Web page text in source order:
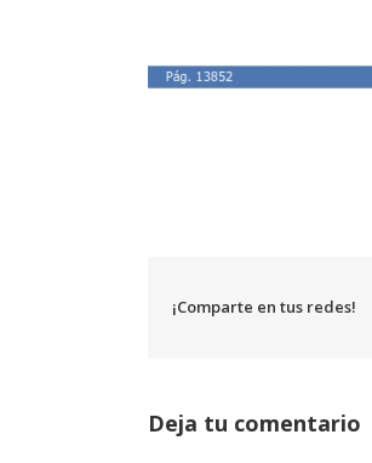
¡Comparte en tus redes!
Deja tu comentario